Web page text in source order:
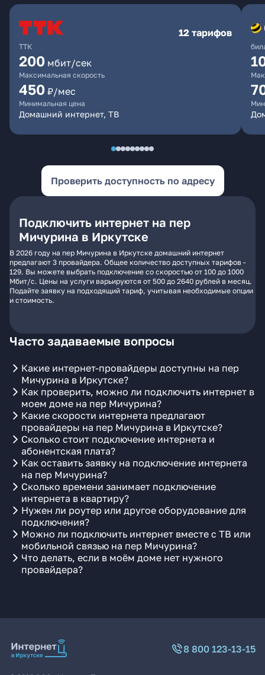
ТТК
12 тарифов
200 мбит/сек
Максимальная скорость
450 ₽/мес
Минимальная цена
Домашний интернет, ТВ
Проверить доступность по адресу
Подключить интернет на пер
Мичурина в Иркутске
В 2026 году на пер Мичурина в Иркутске домашний интернет
предлагают 3 провайдера. Общее количество доступных тарифов -
129. Вы можете выбрать подключение со скоростью от 100 до 1000
Мбит/с. Цены на услуги варьируются от 500 до 2640 рублей в месяц.
Подайте заявку на подходящий тариф, учитывая необходимые опции
и стоимость.
Часто задаваемые вопросы
Какие интернет-провайдеры доступны на пер
Мичурина в Иркутске?
Как проверить, можно ли подключить интернет в
моем доме на пер Мичурина?
Какие скорости интернета предлагают
провайдеры на пер Мичурина в Иркутске?
Сколько стоит подключение интернета и
абонентская плата?
Как оставить заявку на подключение интернета
на пер Мичурина?
Сколько времени занимает подключение
интернета в квартиру?
Нужен ли роутер или другое оборудование для
подключения?
Можно ли подключить интернет вместе с ТВ или
мобильной связью на пер Мичурина?
Что делать, если в моём доме нет нужного
провайдера?
8 800 123-13-15